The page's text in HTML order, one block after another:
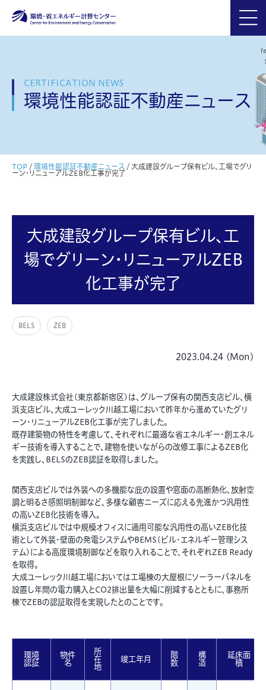
CERTIFICATION NEWS
環境性能認証不動産ニュース
TOP / 環境性能認証不動産ニュース / 大成建設グループ保有ビル、工場でグリ
ーン･リニューアルZEB化工事が完了
大成建設グループ保有ビル、工
場でグリーン･リニューアルZEB
化工事が完了
BELS ZEB
2023.04.24 (Mon)
大成建設株式会社(東京都新宿区)は､グループ保有の関西支店ビル､横
浜支店ビル、大成ユーレック川越工場において昨年から進めていたグリ
ーン･リニューアルZEB化工事が完了しました。
既存建築物の特性を考慮して、それぞれに最適な省エネルギー・創エネル
ギー技術を導入することで、建物を使いながらの改修工事によるZEB化
を実践し、BELSのZEB認証を取得しました。
関西支店ビルでは外装への多機能な庇の設置や窓面の高断熱化、放射空
調と明るさ感照明制御など、多様な顧客ニーズに応える先進かつ汎用性
の高いZEB化技術を導入。
横浜支店ビルでは中規模オフィスに適用可能な汎用性の高いZEB化技
術として外装・壁面の発電システムやBEMS(ビル・エネルギー管理シス
テム)による高度環境制御などを取り入れることで、それぞれZEB Ready
を取得。
大成ユーレック川越工場においては工場棟の大屋根にソーラーパネルを
設置し年間の電力購入とCO2排出量を大幅に削減するとともに、事務所
棟でZEBの認証取得を実現したとのことです。
環境
認証
物件
名
所
在
地
竣工年月 階
数
構
造
延床面
積